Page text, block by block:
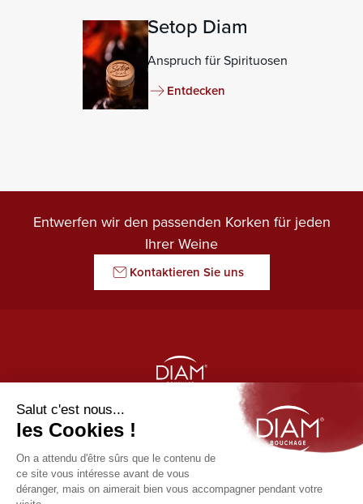
Setop Diam
Anspruch für Spirituosen
Entdecken
Entwerfen wir den passenden Korken für jeden
Ihrer Weine
Kontaktieren Sie uns
LE GARDIEN DES ARÔMES